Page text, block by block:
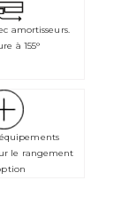
amortisseurs.
à 155°
le rangement